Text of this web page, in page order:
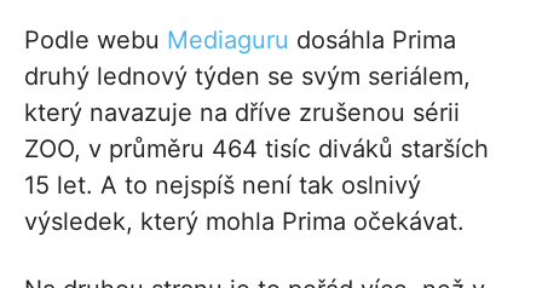
Podle webu Mediaguru dosáhla Prima
druhý lednový týden se svým seriálem,
který navazuje na dříve zrušenou sérii
ZOO, v průměru 464 tisíc diváků starších
15 let. A to nejspíš není tak oslnivý
výsledek, který mohla Prima očekávat.